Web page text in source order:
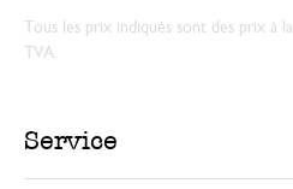
Tous les prix indiqués sont des prix à
TVA.
Service